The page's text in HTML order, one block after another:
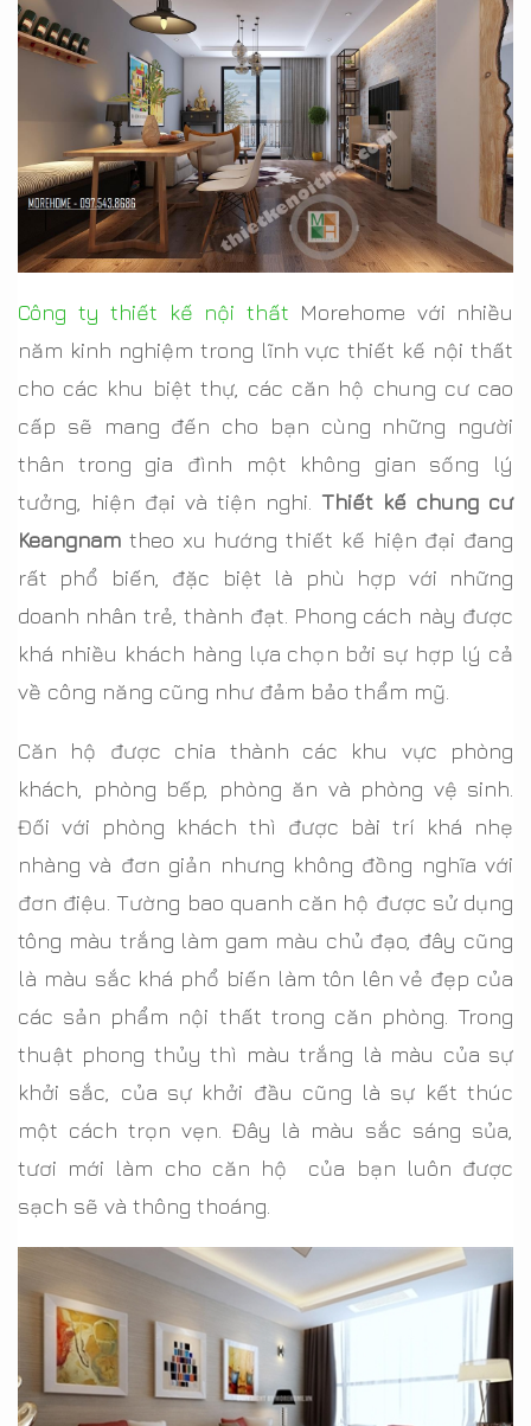
Công ty thiết kế nội thất Morehome với nhiều
năm kinh nghiệm trong lĩnh vực thiết kế nội thất
cho các khu biệt thự, các căn hộ chung cư cao
cấp sẽ mang đến cho bạn cùng những người
thân trong gia đình một không gian sống lý
tưởng, hiện đại và tiện nghi. Thiết kế chung cư
Keangnam theo xu hướng thiết kế hiện đại đang
rất phổ biến, đặc biệt là phù hợp với những
doanh nhân trẻ, thành đạt. Phong cách này được
khá nhiều khách hàng lựa chọn bởi sự hợp lý cả
về công năng cũng như đảm bảo thẩm mỹ.
Căn hộ được chia thành các khu vực phòng
khách, phòng bếp, phòng ăn và phòng vệ sinh.
Đối với phòng khách thì được bài trí khá nhẹ
nhàng và đơn giản nhưng không đồng nghĩa với
đơn điệu. Tường bao quanh căn hộ được sử dụng
tông màu trắng làm gam màu chủ đạo, đây cũng
là màu sắc khá phổ biến làm tôn lên vẻ đẹp của
các sản phẩm nội thất trong căn phòng. Trong
thuật phong thủy thì màu trắng là màu của sự
khởi sắc, của sự khởi đầu cũng là sự kết thúc
một cách trọn vẹn. Đây là màu sắc sáng sủa,
tươi mới làm cho căn hộ của bạn luôn được
sạch sẽ và thông thoáng.